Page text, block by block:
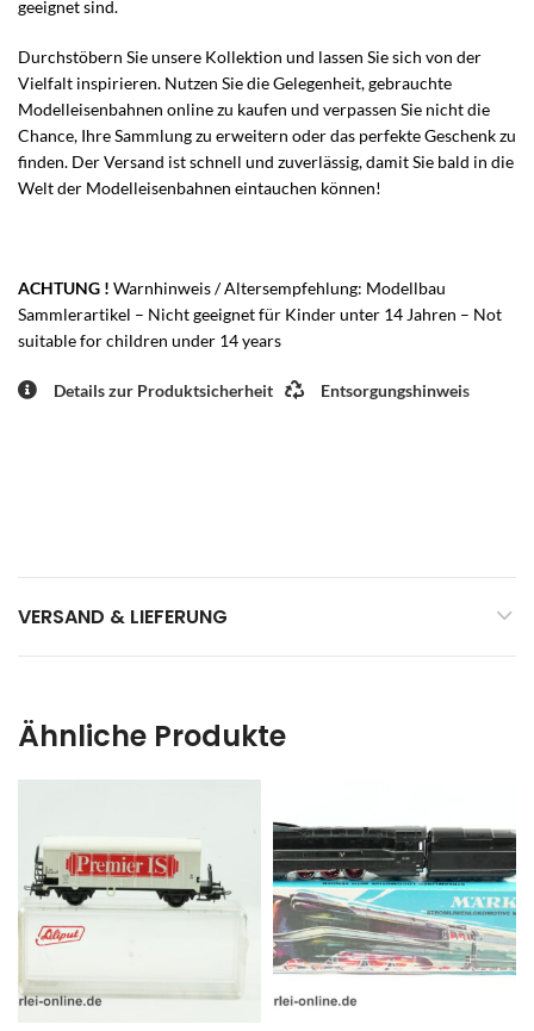
geeignet sind.
Durchstöbern Sie unsere Kollektion und lassen Sie sich von der
Vielfalt inspirieren. Nutzen Sie die Gelegenheit, gebrauchte
Modelleisenbahnen online zu kaufen und verpassen Sie nicht die
Chance, Ihre Sammlung zu erweitern oder das perfekte Geschenk zu
finden. Der Versand ist schnell und zuverlässig, damit Sie bald in die
Welt der Modelleisenbahnen eintauchen können!
ACHTUNG ! Warnhinweis / Altersempfehlung: Modellbau
Sammlerartikel – Nicht geeignet für Kinder unter 14 Jahren – Not
suitable for children under 14 years
Details zur Produktsicherheit Entsorgungshinweis
VERSAND & LIEFERUNG
Ähnliche Produkte